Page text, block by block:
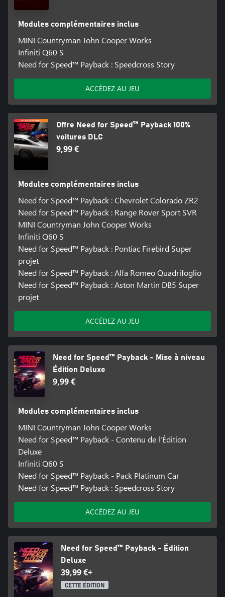
Modules complémentaires inclus
MINI Countryman John Cooper Works
Infiniti Q60 S
Need for Speed™ Payback : Speedcross Story
ACCÉDEZ AU JEU
Offre Need for Speed™ Payback 100%
voitures DLC
9,99 €
Modules complémentaires inclus
Need for Speed™ Payback : Chevrolet Colorado ZR2
Need for Speed™ Payback : Range Rover Sport SVR
MINI Countryman John Cooper Works
Infiniti Q60 S
Need for Speed™ Payback : Pontiac Firebird Super
projet
Need for Speed™ Payback : Alfa Romeo Quadrifoglio
Need for Speed™ Payback : Aston Martin DB5 Super
projet
ACCÉDEZ AU JEU
Need for Speed™ Payback - Mise à niveau
Édition Deluxe
9,99 €
Modules complémentaires inclus
MINI Countryman John Cooper Works
Need for Speed™ Payback - Contenu de l'Édition
Deluxe
Infiniti Q60 S
Need for Speed™ Payback - Pack Platinum Car
Need for Speed™ Payback : Speedcross Story
ACCÉDEZ AU JEU
Need for Speed™ Payback - Édition
Deluxe
39,99 €+
CETTE ÉDITION